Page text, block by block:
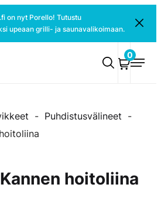
on nyt Porello! Tutustu
upeaan grilli- ja saunavalikoimaan.
Sulje
0
- Puhdistusvälineet -
hoitoliina